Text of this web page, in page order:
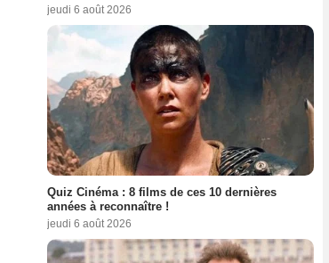
jeudi 6 août 2026
Quiz Cinéma : 8 films de ces 10 dernières
années à reconnaître !
jeudi 6 août 2026